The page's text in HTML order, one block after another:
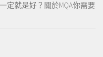
定就是好？關於MQA你需要